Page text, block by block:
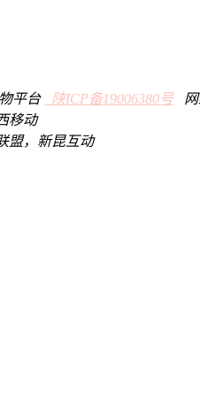
平台 陕ICP备19006380号网
移动
盟，新昆互动